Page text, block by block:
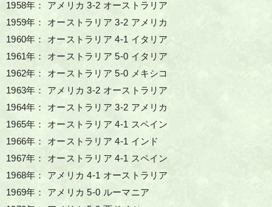
1958年： アメリカ 3-2 オーストラリア
1959年： オーストラリア 3-2 アメリカ
1960年： オーストラリア 4-1 イタリア
1961年： オーストラリア 5-0 イタリア
1962年： オーストラリア 5-0 メキシコ
1963年： アメリカ 3-2 オーストラリア
1964年： オーストラリア 3-2 アメリカ
1965年： オーストラリア 4-1 スペイン
1966年： オーストラリア 4-1 インド
1967年： オーストラリア 4-1 スペイン
1968年： アメリカ 4-1 オーストラリア
1969年： アメリカ 5-0 ルーマニア